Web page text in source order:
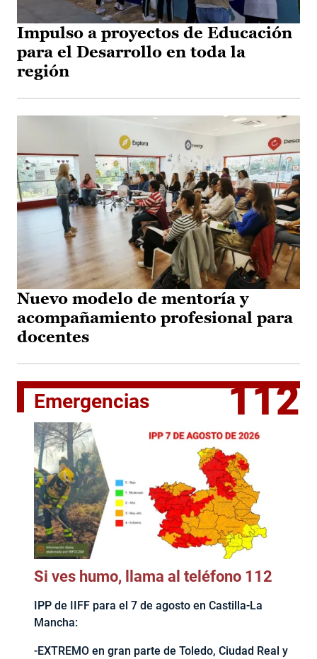
Impulso a proyectos de Educación
para el Desarrollo en toda la
región
Nuevo modelo de mentoría y
acompañamiento profesional para
docentes
Emergencias 112
Si ves humo, llama al teléfono 112
IPP de IIFF para el 7 de agosto en Castilla-La
Mancha:
-EXTREMO en gran parte de Toledo, Ciudad Real y